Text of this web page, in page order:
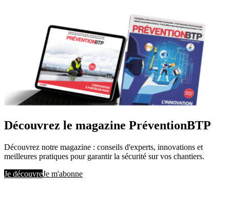
Découvrez le magazine PréventionBTP
Découvrez notre magazine : conseils d'experts, innovations et
meilleures pratiques pour garantir la sécurité sur vos chantiers.
Je découvreJe m'abonne